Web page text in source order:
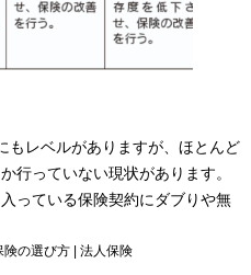
レベルがありますが、ほとんど
行っていない現状があります。
っている保険契約にダブりや無
険の選び方 | 法人保険